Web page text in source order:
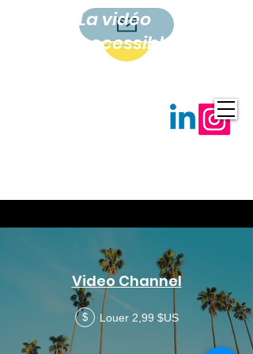
La vidéo
accessible
à tous
Video Channel
$ Louer 2,99 $US